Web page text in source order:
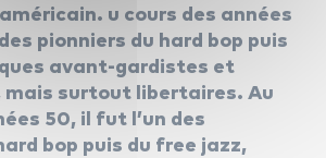
u cours des années
pionniers du hard bop puis
avant-gardistes et
mais surtout libertaires. Au
50, il fut l’un des
bop puis du free jazz,